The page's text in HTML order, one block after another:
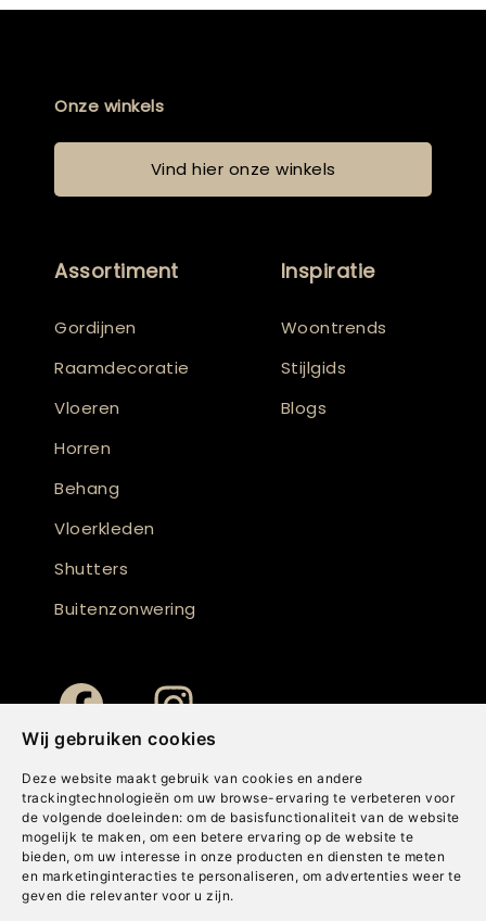
Wij gebruiken cookies
Deze website maakt gebruik van cookies en andere
trackingtechnologieën om uw browse-ervaring te verbeteren voor
de volgende doeleinden: om de basisfunctionaliteit van de website
mogelijk te maken , om een betere ervaring op de website te
bieden, om uw interesse in onze producten en diensten te meten
en marketinginteracties te personaliseren , om advertenties weer te
geven die relevanter voor u zijn.
Onze winkels
Vind hier onze winkels
Assortiment
Gordijnen
Raamdecoratie
Vloeren
Horren
Behang
Vloerkleden
Shutters
Buitenzonwering
Inspiratie
Woontrends
Stijlgids
Blogs